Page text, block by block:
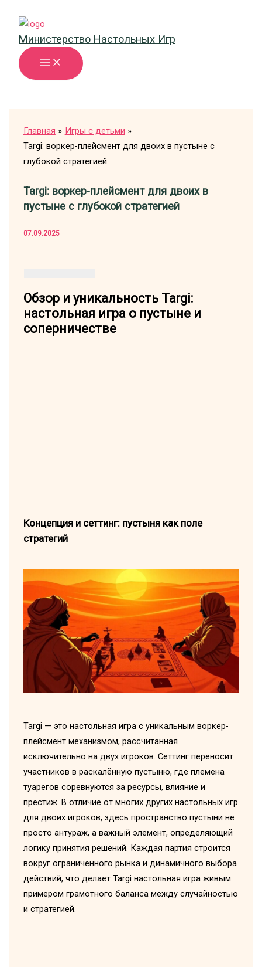
содержимому
Министерство Настольных Игр
Главная
Игры с детьми
Targi: воркер-плейсмент для двоих в пустыне с
глубокой стратегией
Targi: воркер-плейсмент для двоих в
пустыне с глубокой стратегией
07.09.2025
Обзор и уникальность Targi:
настольная игра о пустыне и
соперничестве
Концепция и сеттинг: пустыня как поле
стратегий
Targi — это настольная игра с уникальным воркер-
плейсмент механизмом, рассчитанная
исключительно на двух игроков. Сеттинг переносит
участников в раскалённую пустыню, где племена
туарегов соревнуются за ресурсы, влияние и
престиж. В отличие от многих других настольных игр
для двоих игроков, здесь пространство пустыни не
просто антураж, а важный элемент, определяющий
логику принятия решений. Каждая партия строится
вокруг ограниченного рынка и динамичного выбора
действий, что делает Targi настольная игра живым
примером грамотного баланса между случайностью
и стратегией.